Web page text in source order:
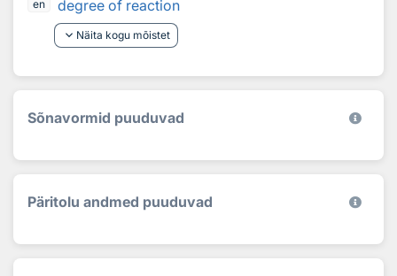
en
degree of reaction
keyboard_arrow_down Näita kogu mõistet
Sõnavormid puuduvad
Päritolu andmed puuduvad